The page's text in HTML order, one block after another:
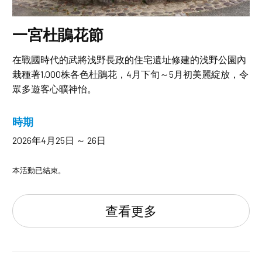
一宮杜鵑花節
在戰國時代的武將浅野長政的住宅遺址修建的浅野公園內
栽種著1,000株各色杜鵑花，4月下旬～5月初美麗綻放，令
眾多遊客心曠神怡。
時期
2026年4月25日 ～ 26日
本活動已結束。
查看更多